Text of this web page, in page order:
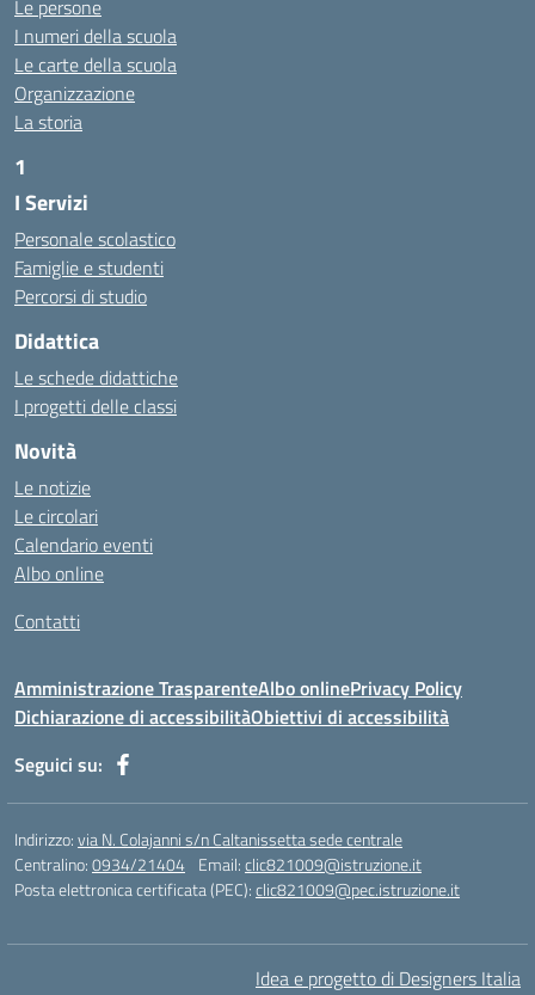
Le persone
I numeri della scuola
Le carte della scuola
Organizzazione
La storia
1
https://alwacomputer.id/contact/
https://blog.heptanalytics.com/flask-plotly-dashboard/
https://cambui.flyworld.com.br/
http://cl.rmuti.net/
https://cbt.mtstisungaiguntung.sch.id/
https://cesarpsicanalista.com/
https://aprici.am/
https://ammax.com.br/contato/
https://jsph.loupiasconference.org/
https://barconsultant.fr/
https://honda-permata.id
https://consumidor.educandoalcampo.org/
https://supremesolar.id/about-us/
https://irgap.unistra.fr/
https://jebma.loupiasconference.org
https://promo.rockbowl.com.br/
https://coronginformasi.com/
https://bellatorequestrian.co.id/
https://trafficbuilder.biz/
https://training.messring.de/
https://run.brainybunch.com/
https://balidwipa.coop.id/
I Servizi
Personale scolastico
Famiglie e studenti
Percorsi di studio
Didattica
Le schede didattiche
I progetti delle classi
Novità
Le notizie
Le circolari
Calendario eventi
Albo online
Contatti
Amministrazione TrasparenteAlbo onlinePrivacy Policy
Dichiarazione di accessibilitàObiettivi di accessibilità
Seguici su:
Indirizzo:via N. Colajanni s/n Caltanissetta sede centrale
Centralino:0934/21404 Email:clic821009@istruzione.it
Posta elettronica certificata (PEC):clic821009@pec.istruzione.it
Idea e progetto di Designers Italia